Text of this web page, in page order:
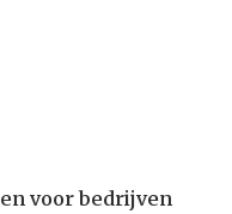
voor bedrijven